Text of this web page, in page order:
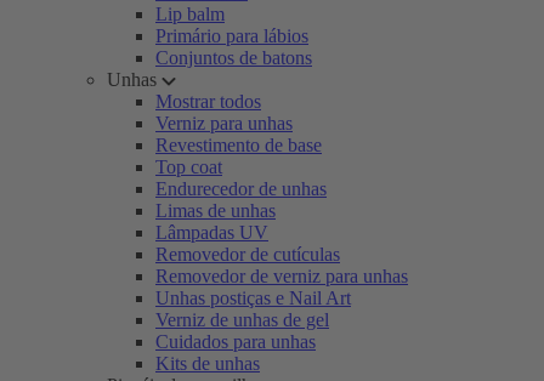
Lip balm
Primário para lábios
Conjuntos de batons
Unhas
Mostrar todos
Verniz para unhas
Revestimento de base
Top coat
Endurecedor de unhas
Limas de unhas
Lâmpadas UV
Removedor de cutículas
Removedor de verniz para unhas
Unhas postiças e Nail Art
Verniz de unhas de gel
Cuidados para unhas
Kits de unhas